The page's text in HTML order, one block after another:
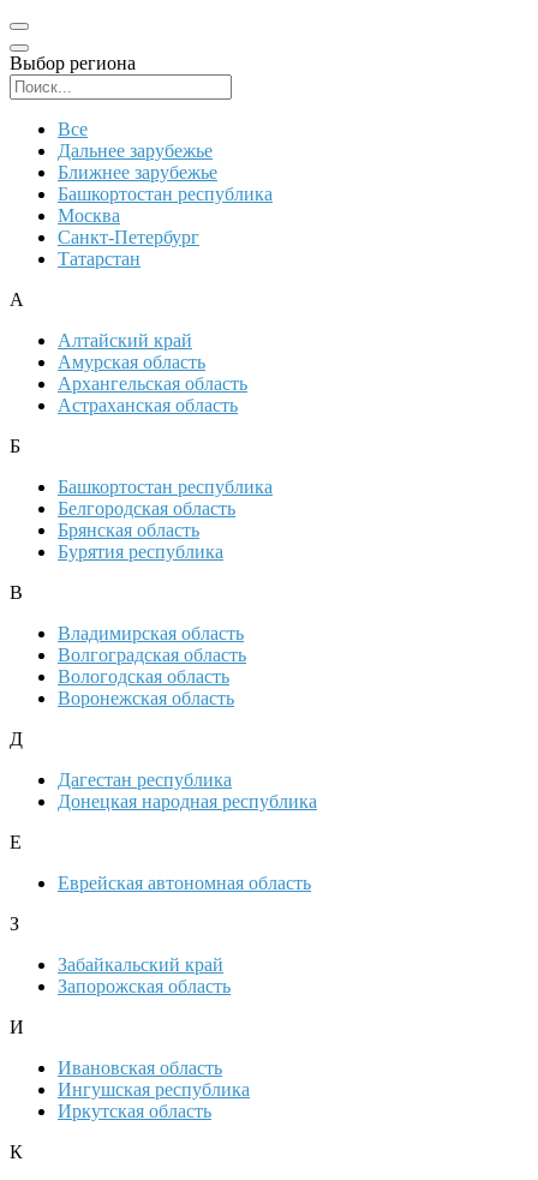
Выбор региона
Все
Дальнее зарубежье
Ближнее зарубежье
Башкортостан республика
Москва
Санкт-Петербург
Татарстан
А
Алтайский край
Амурская область
Архангельская область
Астраханская область
Б
Башкортостан республика
Белгородская область
Брянская область
Бурятия республика
В
Владимирская область
Волгоградская область
Вологодская область
Воронежская область
Д
Дагестан республика
Донецкая народная республика
Е
Еврейская автономная область
З
Забайкальский край
Запорожская область
И
Ивановская область
Ингушская республика
Иркутская область
К